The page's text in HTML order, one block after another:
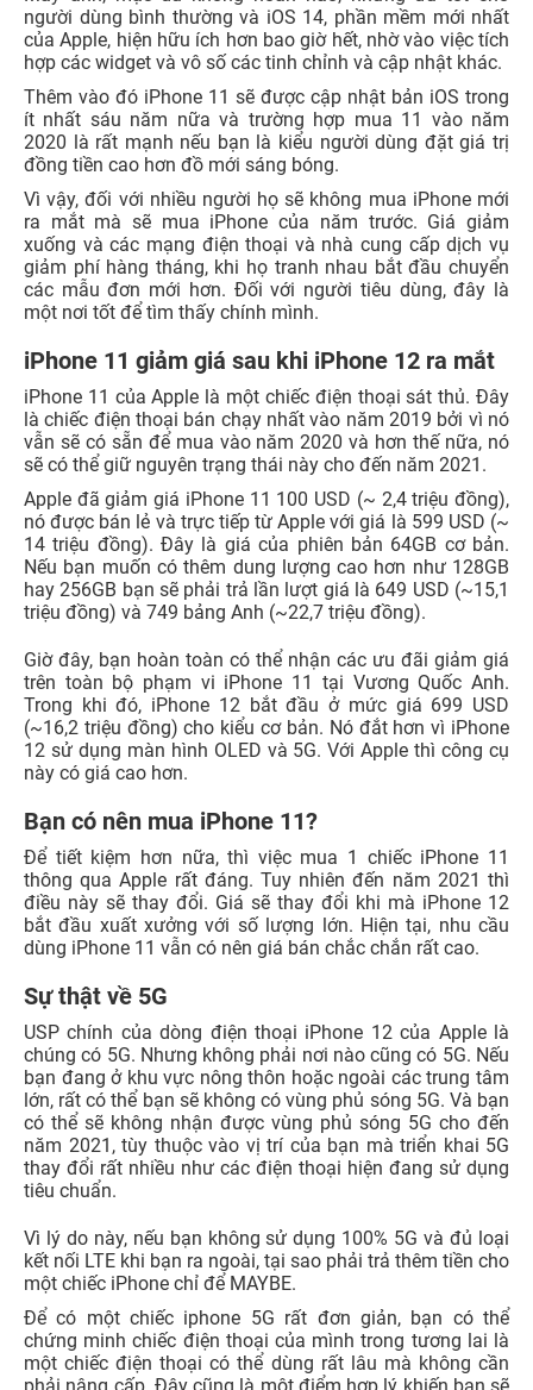
người dùng bình thường và iOS 14, phần mềm mới nhất
của Apple, hiện hữu ích hơn bao giờ hết, nhờ vào việc tích
hợp các widget và vô số các tinh chỉnh và cập nhật khác.
Thêm vào đó iPhone 11 sẽ được cập nhật bản iOS trong
ít nhất sáu năm nữa và trường hợp mua 11 vào năm
2020 là rất mạnh nếu bạn là kiểu người dùng đặt giá trị
đồng tiền cao hơn đồ mới sáng bóng.
Vì vậy, đối với nhiều người họ sẽ không mua iPhone mới
ra mắt mà sẽ mua iPhone của năm trước. Giá giảm
xuống và các mạng điện thoại và nhà cung cấp dịch vụ
giảm phí hàng tháng, khi họ tranh nhau bắt đầu chuyển
các mẫu đơn mới hơn. Đối với người tiêu dùng, đây là
một nơi tốt để tìm thấy chính mình.
iPhone 11 giảm giá sau khi iPhone 12 ra mắt
iPhone 11 của Apple là một chiếc điện thoại sát thủ. Đây
là chiếc điện thoại bán chạy nhất vào năm 2019 bởi vì nó
vẫn sẽ có sẵn để mua vào năm 2020 và hơn thế nữa, nó
sẽ có thể giữ nguyên trạng thái này cho đến năm 2021.
Apple đã giảm giá iPhone 11 100 USD (~ 2,4 triệu đồng),
nó được bán lẻ và trực tiếp từ Apple với giá là 599 USD (~
14 triệu đồng). Đây là giá của phiên bản 64GB cơ bản.
Nếu bạn muốn có thêm dung lượng cao hơn như 128GB
hay 256GB bạn sẽ phải trả lần lượt giá là 649 USD (~15,1
triệu đồng) và 749 bảng Anh (~22,7 triệu đồng).
Giờ đây, bạn hoàn toàn có thể nhận các ưu đãi giảm giá
trên toàn bộ phạm vi iPhone 11 tại Vương Quốc Anh.
Trong khi đó, iPhone 12 bắt đầu ở mức giá 699 USD
(~16,2 triệu đồng) cho kiểu cơ bản. Nó đắt hơn vì iPhone
12 sử dụng màn hình OLED và 5G. Với Apple thì công cụ
này có giá cao hơn.
Bạn có nên mua iPhone 11?
Để tiết kiệm hơn nữa, thì việc mua 1 chiếc iPhone 11
thông qua Apple rất đáng. Tuy nhiên đến năm 2021 thì
điều này sẽ thay đổi. Giá sẽ thay đổi khi mà iPhone 12
bắt đầu xuất xưởng với số lượng lớn. Hiện tại, nhu cầu
dùng iPhone 11 vẫn có nên giá bán chắc chắn rất cao.
Sự thật về 5G
USP chính của dòng điện thoại iPhone 12 của Apple là
chúng có 5G. Nhưng không phải nơi nào cũng có 5G. Nếu
bạn đang ở khu vực nông thôn hoặc ngoài các trung tâm
lớn, rất có thể bạn sẽ không có vùng phủ sóng 5G. Và bạn
có thể sẽ không nhận được vùng phủ sóng 5G cho đến
năm 2021, tùy thuộc vào vị trí của bạn mà triển khai 5G
thay đổi rất nhiều như các điện thoại hiện đang sử dụng
tiêu chuẩn.
Vì lý do này, nếu bạn không sử dụng 100% 5G và đủ loại
kết nối LTE khi bạn ra ngoài, tại sao phải trả thêm tiền cho
một chiếc iPhone chỉ để MAYBE.
Để có một chiếc iphone 5G rất đơn giản, bạn có thể
chứng minh chiếc điện thoại của mình trong tương lai là
một chiếc điện thoại có thể dùng rất lâu mà không cần